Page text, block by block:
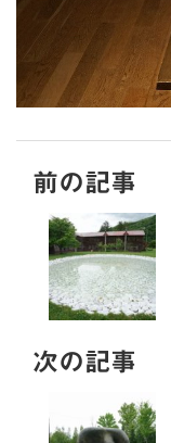
前の記事
次の記事